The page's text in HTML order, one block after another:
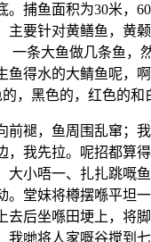
。捕鱼面积为30米，
主要针对黄鳝鱼，黄颡
一条大鱼做几条鱼，
鱼得水的大鲭鱼呢，
，黑色的，红色的和
褪，鱼周围乱窜；我
，我先拉。呢招都算
大小唔一、扎扎跳嘅
。堂妹将樽摆喺平坦
去后坐喺田埂上，将脚
我哋将人家嘅谷搅到